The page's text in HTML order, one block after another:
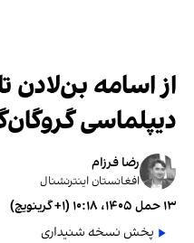
از اسامه بن‌لادن
دیپلماسی
رضا فرزام
افغانستان اینترنشنال
۱۳ حمل ۱۴۰۵، ۱۰:۱۸ (‎+۱ گرینویچ)
پخش نسخه شنیداری